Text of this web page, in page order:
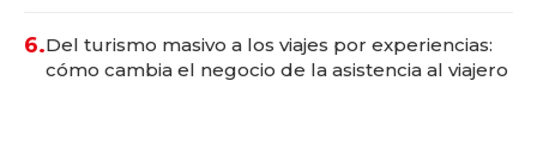
6.Del turismo masivo a los viajes por experiencias:
cómo cambia el negocio de la asistencia al viajero